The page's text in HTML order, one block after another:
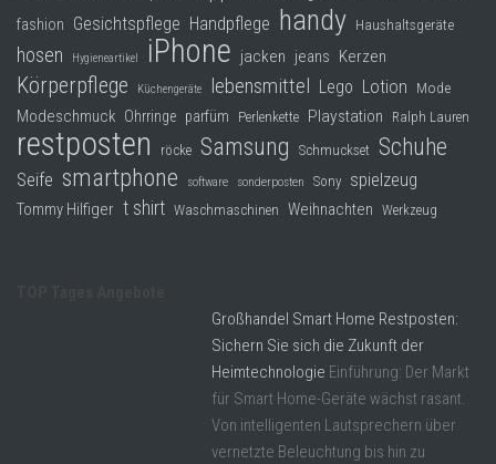
fashion Gesichtspflege Handpflege handy Haushaltsgeräte
hosen Hygieneartikel iPhone jacken jeans Kerzen
Körperpflege Küchengeräte lebensmittel Lego Lotion Mode
Modeschmuck Ohrringe parfüm Perlenkette Playstation Ralph Lauren
restposten röcke Samsung Schmuckset Schuhe
Seife smartphone software sonderposten Sony spielzeug
Tommy Hilfiger t shirt Waschmaschinen Weihnachten Werkzeug
Großhandel Smart Home Restposten:
Sichern Sie sich die Zukunft der
Heimtechnologie Einführung: Der Markt
für Smart Home-Geräte wächst rasant.
Von intelligenten Lautsprechern über
vernetzte Beleuchtung bis hin zu